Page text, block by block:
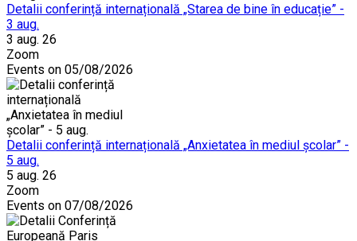
Detalii conferință internațională „Starea de bine în educație” -
3 aug.
3 aug. 26
Zoom
Events on 05/08/2026
Detalii conferință internațională „Anxietatea în mediul școlar” -
5 aug.
5 aug. 26
Zoom
Events on 07/08/2026